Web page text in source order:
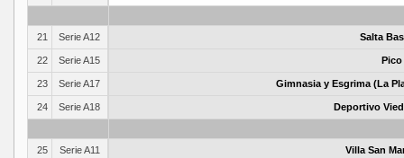
21 Serie A12 Salta
22 Serie A15 Pico
23 Serie A17 Gimnasia y Esgrima (La
24 Serie A18 Deportivo
25 Serie A11 Villa San